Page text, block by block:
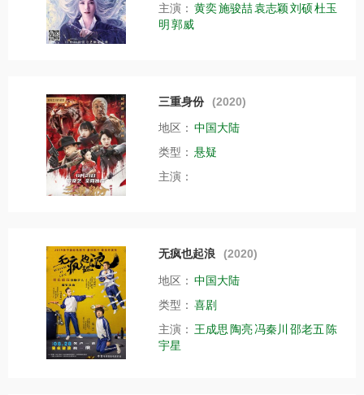
主演： 黄奕施骏喆袁志颖刘硕杜玉
明郭威
三重身份 (2020)
地区： 中国大陆
类型： 悬疑
主演：
无疯也起浪 (2020)
地区： 中国大陆
类型： 喜剧
主演： 王成思 陶亮冯秦川 邵老五 陈
宇星